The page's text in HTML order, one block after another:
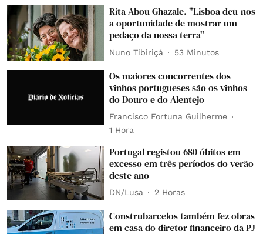
Rita Abou Ghazale. "Lisboa deu-nos
a oportunidade de mostrar um
pedaço da nossa terra"
Nuno Tibiriçá 53 Minutos
Os maiores concorrentes dos
vinhos portugueses são os vinhos
do Douro e do Alentejo
Francisco Fortuna Guilherme
1 Hora
Portugal registou 680 óbitos em
excesso em três períodos do verão
deste ano
DN/Lusa 2 Horas
Construbarcelos também fez obras
em casa do diretor financeiro da PJ